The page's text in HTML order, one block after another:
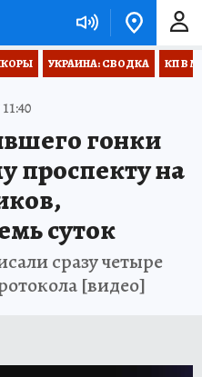
УКРАИНА: СВОДКА КП В
гонки
проспекту на
суток
сразу четыре
[видео]